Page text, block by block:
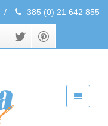
/ 385 (0) 21 642 855